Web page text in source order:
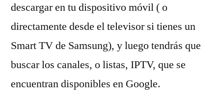
descargar en tu dispositivo móvil ( o
directamente desde el televisor si tienes un
Smart TV de Samsung), y luego tendrás que
buscar los canales, o listas, IPTV, que se
encuentran disponibles en Google.